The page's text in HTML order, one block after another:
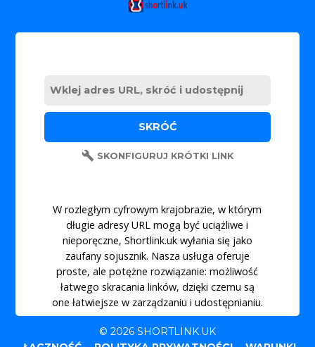
SKONFIGURUJ KRÓTKI LINK
W rozległym cyfrowym krajobrazie, w którym
długie adresy URL mogą być uciążliwe i
nieporęczne, Shortlink.uk wyłania się jako
zaufany sojusznik. Nasza usługa oferuje
proste, ale potężne rozwiązanie: możliwość
łatwego skracania linków, dzięki czemu są
one łatwiejsze w zarządzaniu i udostępnianiu.
© 2026 SHORTLINK.UK